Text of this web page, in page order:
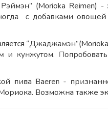
(Morioka Reimen)
с добавками
кунжутом.
пива Baeren -
Возможна также